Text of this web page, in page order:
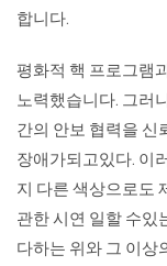
합니다.
평화적 핵 프로그램
노력했습니다. 그러
간의 안보 협력을 신
장애가되고있다. 이
지 다른 색상으로도
관한 시연 일할 수있
다하는 위와 그 이상